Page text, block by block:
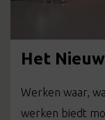
Het
Werken waar,
werken biedt